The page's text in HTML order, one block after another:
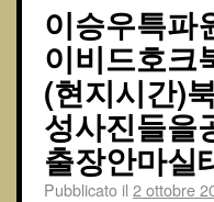
이승우특파
이비드호크
(현지시간)
성사진들을
출장안마실
Pubblicato il 2 ottobre